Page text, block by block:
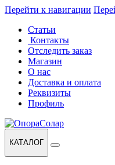
Перейти к навигации
Статьи
Контакты
Отследить заказ
Магазин
О нас
Доставка и оплата
Реквизиты
Профиль
КАТАЛОГ